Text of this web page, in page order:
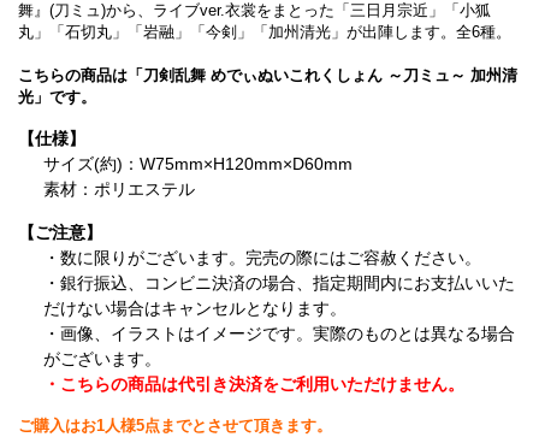
舞』(刀ミュ)から、ライブver.衣裳をまとった「三日月宗近」「小狐
丸」「石切丸」「岩融」「今剣」「加州清光」が出陣します。全6種。
こちらの商品は「刀剣乱舞 めでぃぬいこれくしょん ～刀ミュ～ 加州清
光」です。
【仕様】
サイズ(約)：W75mm×H120mm×D60mm
素材：ポリエステル
【ご注意】
・数に限りがございます。完売の際にはご容赦ください。
・銀行振込、コンビニ決済の場合、指定期間内にお支払いいた
だけない場合はキャンセルとなります。
・画像、イラストはイメージです。実際のものとは異なる場合
がございます。
・こちらの商品は代引き決済をご利用いただけません。
ご購入はお1人様5点までとさせて頂きます。